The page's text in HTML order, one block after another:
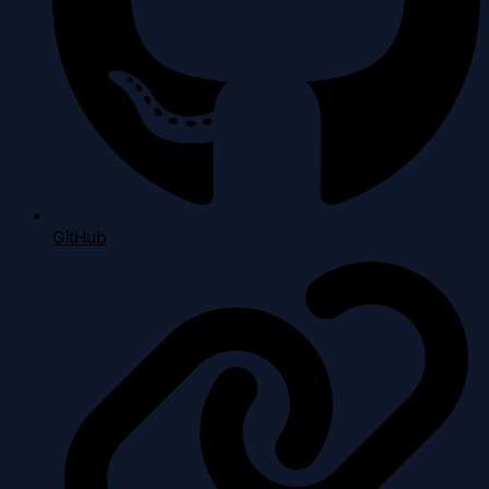
GitHub